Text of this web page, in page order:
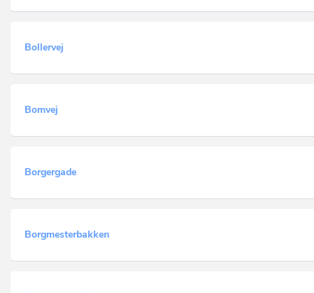
Bollervej
Bomvej
Borgergade
Borgmesterbakken